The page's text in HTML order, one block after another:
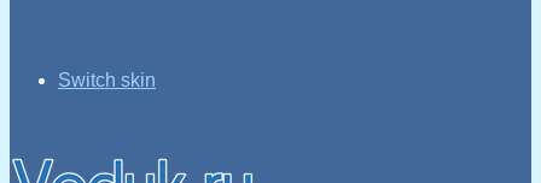
Switch skin